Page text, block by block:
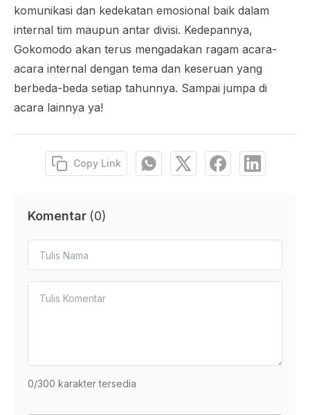
komunikasi dan kedekatan emosional baik dalam
internal tim maupun antar divisi. Kedepannya,
Gokomodo akan terus mengadakan ragam acara-
acara internal dengan tema dan keseruan yang
berbeda-beda setiap tahunnya. Sampai jumpa di
acara lainnya ya!
Copy Link
Komentar (0)
0/300 karakter tersedia